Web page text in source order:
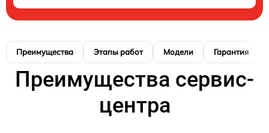
Преимущества Этапы работ Модели Гарантия
Преимущества сервис-
центра